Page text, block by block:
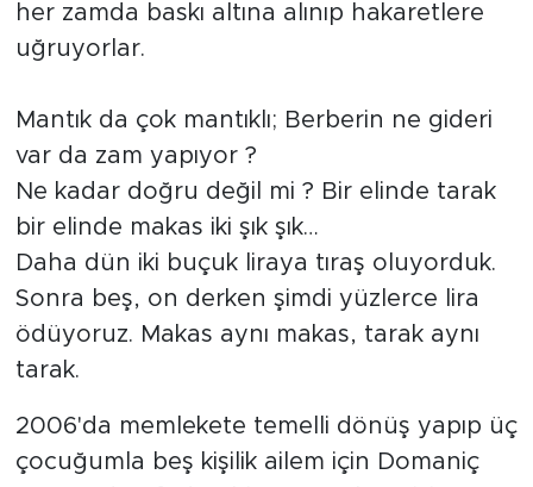
her zamda baskı altına alınıp hakaretlere
uğruyorlar.
Mantık da çok mantıklı; Berberin ne gideri
var da zam yapıyor ?
Ne kadar doğru değil mi ? Bir elinde tarak
bir elinde makas iki şık şık…
Daha dün iki buçuk liraya tıraş oluyorduk.
Sonra beş, on derken şimdi yüzlerce lira
ödüyoruz. Makas aynı makas, tarak aynı
tarak.
2006'da memlekete temelli dönüş yapıp üç
çocuğumla beş kişilik ailem için Domaniç